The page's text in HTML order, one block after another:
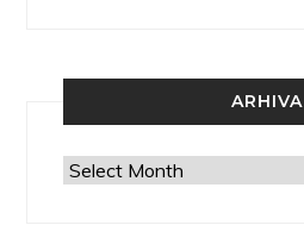
ARHIVA
Arhiva